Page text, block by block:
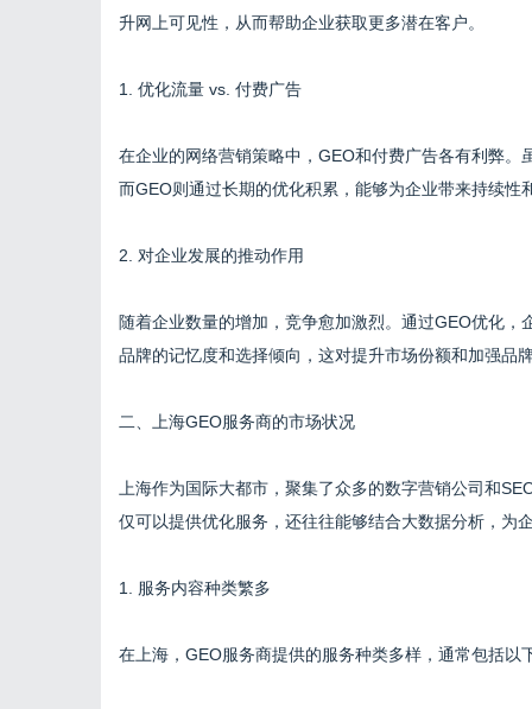
升网上可见性，从而帮助企业获取更多潜在客户。
1. 优化流量 vs. 付费广告
在企业的网络营销策略中，GEO和付费广告各有利弊
而GEO则通过长期的优化积累，能够为企业带来持续性
2. 对企业发展的推动作用
随着企业数量的增加，竞争愈加激烈。通过GEO优化
品牌的记忆度和选择倾向，这对提升市场份额和加强品
二、上海GEO服务商的市场状况
上海作为国际大都市，聚集了众多的数字营销公司和
仅可以提供优化服务，还往往能够结合大数据分析，为
1. 服务内容种类繁多
在上海，GEO服务商提供的服务种类多样，通常包括以